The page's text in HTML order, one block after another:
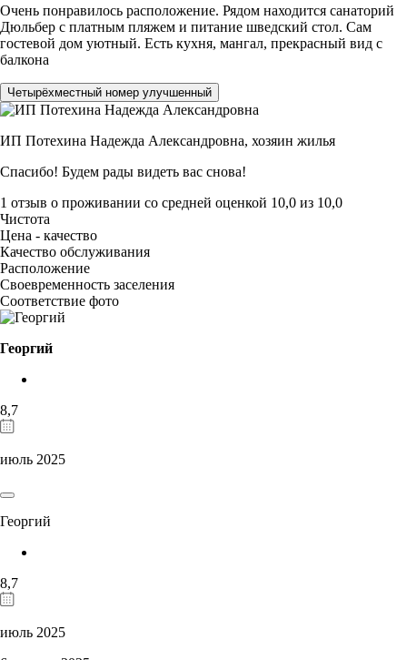
Очень понравилось расположение. Рядом находится санаторий
Дюльбер с платным пляжем и питание шведский стол. Сам
гостевой дом уютный. Есть кухня, мангал, прекрасный вид с
балкона
Четырёхместный номер улучшенный
ИП Потехина Надежда Александровна, хозяин жилья
Спасибо! Будем рады видеть вас снова!
1 отзыв о проживании со средней оценкой 10,0 из 10,0
Чистота
Цена - качество
Качество обслуживания
Расположение
Своевременность заселения
Соответствие фото
Георгий
8,7
июль 2025
Георгий
8,7
июль 2025